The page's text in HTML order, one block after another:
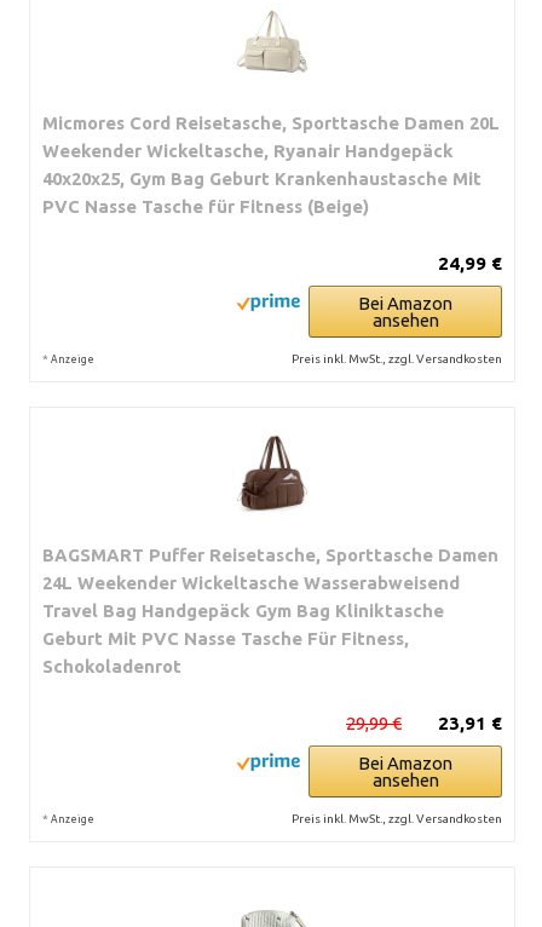
Micmores Cord Reisetasche, Sporttasche Damen 20L
Weekender Wickeltasche, Ryanair Handgepäck
40x20x25, Gym Bag Geburt Krankenhaustasche Mit
PVC Nasse Tasche für Fitness (Beige)
24,99 €
Bei Amazon
ansehen
* Anzeige Preis inkl. MwSt., zzgl. Versandkosten
BAGSMART Puffer Reisetasche, Sporttasche Damen
24L Weekender Wickeltasche Wasserabweisend
Travel Bag Handgepäck Gym Bag Kliniktasche
Geburt Mit PVC Nasse Tasche Für Fitness,
Schokoladenrot
23,91 €
29,99 €
Bei Amazon
ansehen
* Anzeige Preis inkl. MwSt., zzgl. Versandkosten